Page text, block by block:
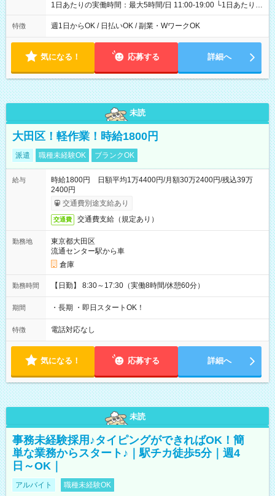
1日あたりの実働時間：最大5時間/日 11:00-19:00 └1日あたりの
実働時間：1-5時間 └上記の時間帯内であれば、いつでも勤務可
能！ └平日・土曜日の中で、お好きな曜日でご勤務いただけま
18:00 などのように、自由な働き方が可能なお仕事です！
特徴 週1日からOK / 日払いOK / 副業・WワークOK
気になる！ 応募する 詳細へ
未読
大田区！軽作業！時給1800円
派遣 職種未経験OK ブランクOK
給与
時給1800円 日額平均1万4400円/月額30万2400円/残込39万
2400円
交通費別途支給あり
交通費 交通費支給（規定あり）
勤務地
東京都大田区
流通センター駅から車
倉庫
勤務時間 【日勤】 8:30～17:30（実働8時間/休憩60分）
期間 ・長期 ・即日スタートOK！
特徴 電話対応なし
気になる！ 応募する 詳細へ
未読
事務未経験採用♪タイピングができればOK！簡
単な業務からスタート♪｜駅チカ徒歩5分｜週4
日～OK｜
アルバイト 職種未経験OK